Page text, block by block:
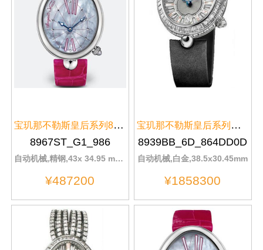
宝玑那不勒斯皇后系列8928BB/51/J...
8967ST_G1_986
自动机械,精钢,43x 34.95 mmmm
¥487200
宝玑那不勒斯皇后系列白金表扣893...
8939BB_6D_864DD0D
自动机械,白金,38.5x30.45mm
¥1858300